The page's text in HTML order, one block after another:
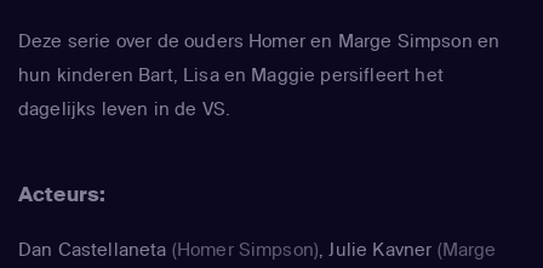
Deze serie over de ouders Homer en Marge Simpson en
hun kinderen Bart, Lisa en Maggie persifleert het
dagelijks leven in de VS.
Acteurs:
Dan Castellaneta (Homer Simpson),Julie Kavner (Marge